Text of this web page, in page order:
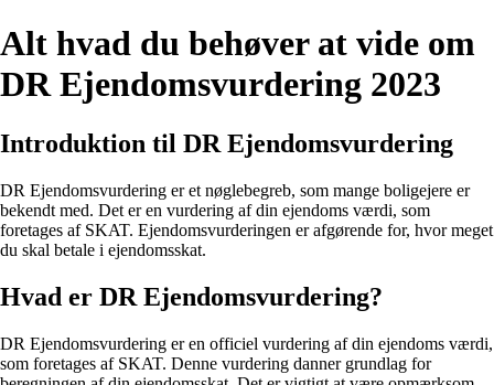
Alt hvad du behøver at vide om
DR Ejendomsvurdering 2023
Introduktion til DR Ejendomsvurdering
DR Ejendomsvurdering er et nøglebegreb, som mange boligejere er
bekendt med. Det er en vurdering af din ejendoms værdi, som
foretages af SKAT. Ejendomsvurderingen er afgørende for, hvor meget
du skal betale i ejendomsskat.
Hvad er DR Ejendomsvurdering?
DR Ejendomsvurdering er en officiel vurdering af din ejendoms værdi,
som foretages af SKAT. Denne vurdering danner grundlag for